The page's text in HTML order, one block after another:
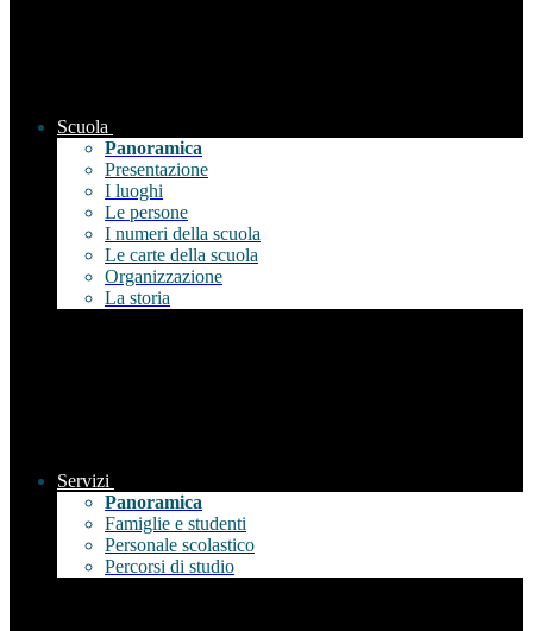
Scuola
Panoramica
Presentazione
I luoghi
Le persone
I numeri della scuola
Le carte della scuola
Organizzazione
La storia
Servizi
Panoramica
Famiglie e studenti
Personale scolastico
Percorsi di studio